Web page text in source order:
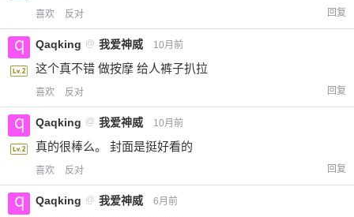
喜欢 反对 回复
Qaqking @ 我爱神威 10月前
这个真不错 做按摩 给人裤子扒拉
喜欢 反对 回复
Qaqking @ 我爱神威 10月前
真的很棒么。 封面是挺好看的
喜欢 反对 回复
Qaqking @ 我爱神威 6月前